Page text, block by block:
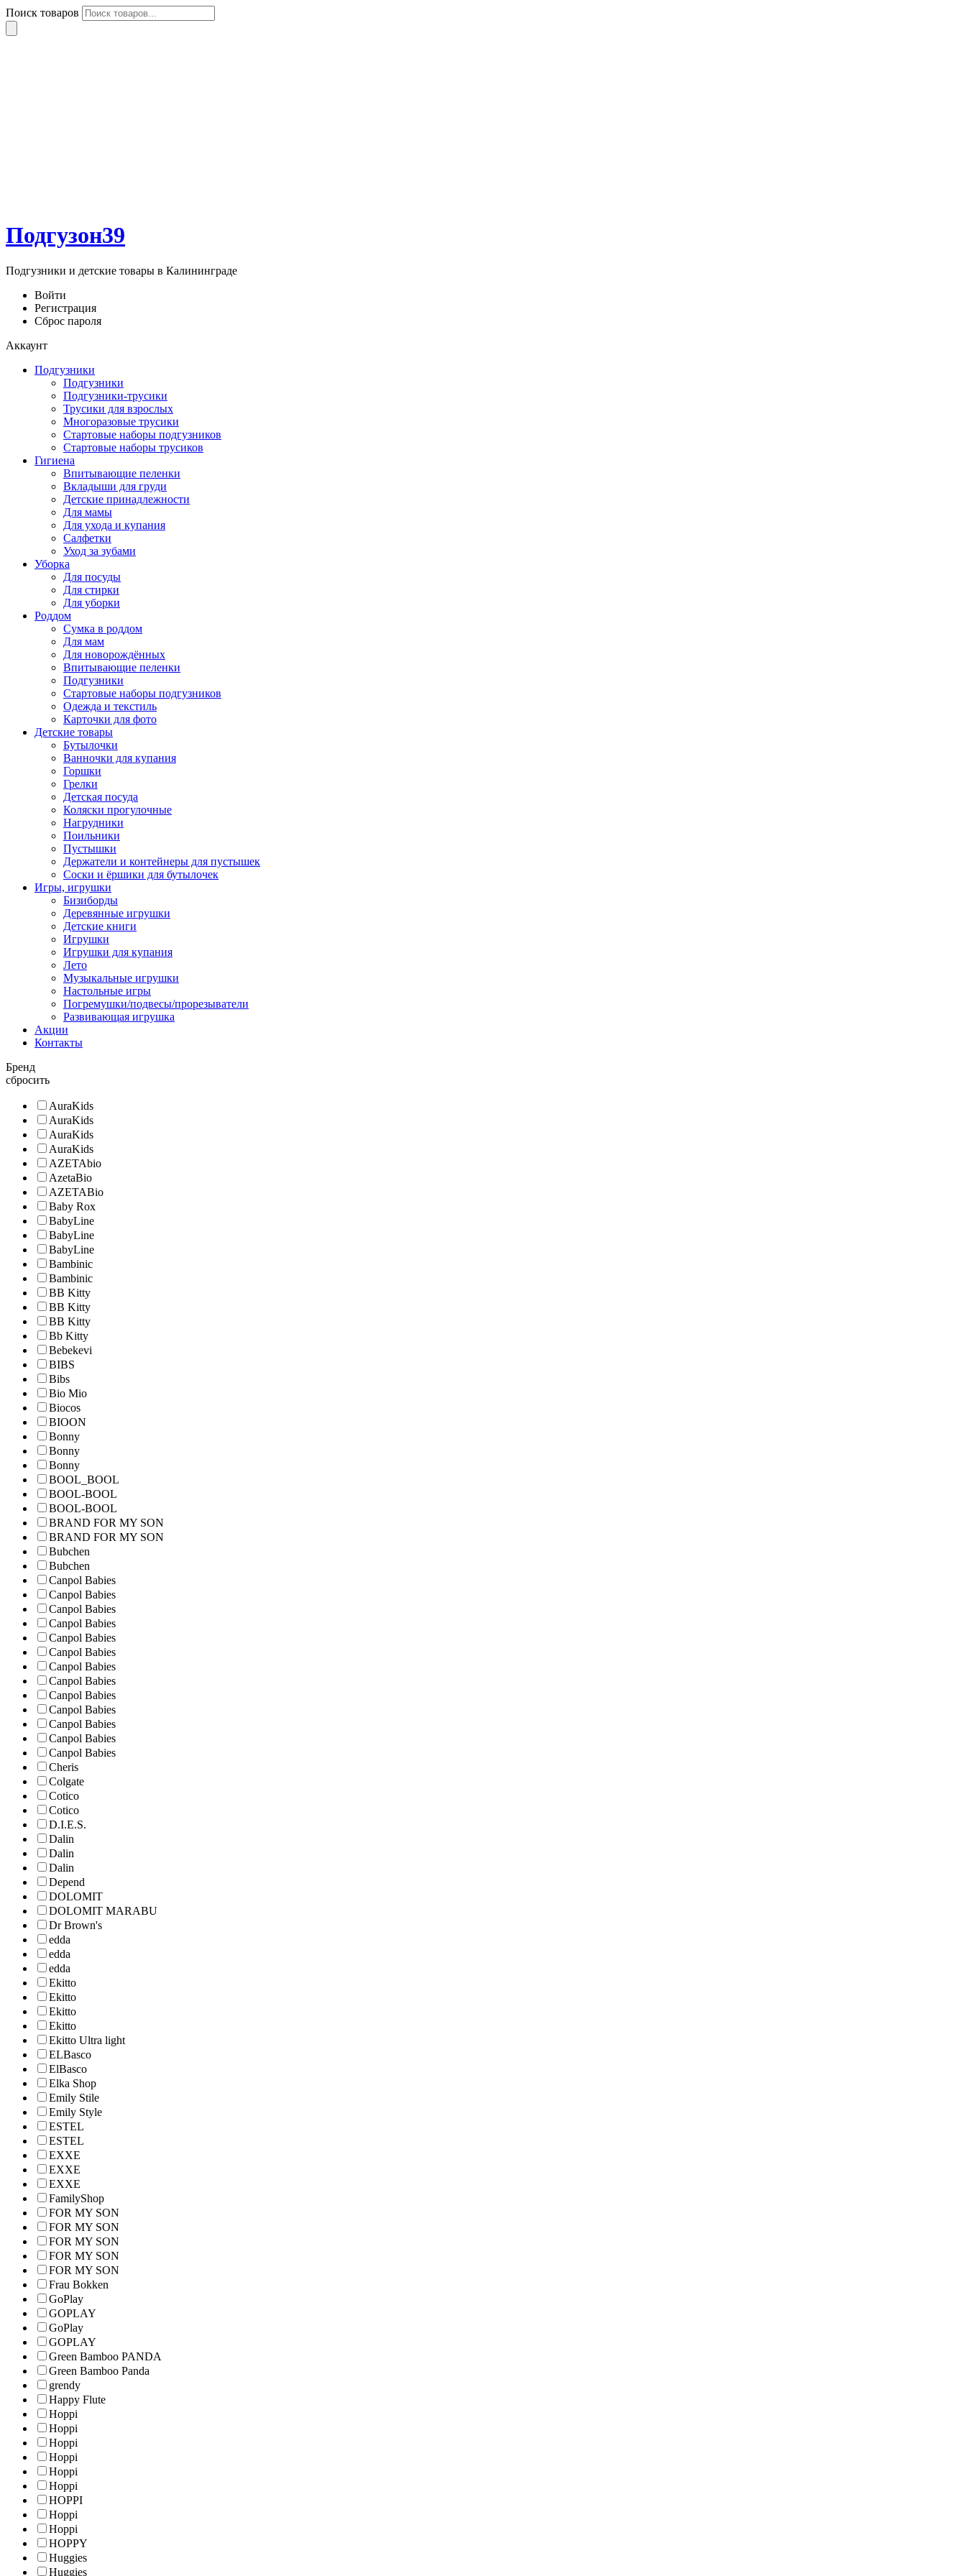
Поиск товаров
Подгузон39
Подгузники и детские товары в Калининграде
Войти
Регистрация
Сброс пароля
Аккаунт
Подгузники
Подгузники
Подгузники-трусики
Трусики для взрослых
Многоразовые трусики
Стартовые наборы подгузников
Стартовые наборы трусиков
Гигиена
Впитывающие пеленки
Вкладыши для груди
Детские принадлежности
Для мамы
Для ухода и купания
Салфетки
Уход за зубами
Уборка
Для посуды
Для стирки
Для уборки
Роддом
Сумка в роддом
Для мам
Для новорождённых
Впитывающие пеленки
Подгузники
Стартовые наборы подгузников
Одежда и текстиль
Карточки для фото
Детские товары
Бутылочки
Ванночки для купания
Горшки
Грелки
Детская посуда
Коляски прогулочные
Нагрудники
Поильники
Пустышки
Держатели и контейнеры для пустышек
Соски и ёршики для бутылочек
Игры, игрушки
Бизиборды
Деревянные игрушки
Детские книги
Игрушки
Игрушки для купания
Лето
Музыкальные игрушки
Настольные игры
Погремушки/подвесы/прорезыватели
Развивающая игрушка
Акции
Контакты
Бренд
сбросить
AuraKids
AuraKids
AuraKids
AuraKids
AZETAbio
AzetaBio
AZETABio
Baby Rox
BabyLine
BabyLine
BabyLine
Bambinic
Bambinic
BB Kitty
BB Kitty
BB Kitty
Bb Kitty
Bebekevi
BIBS
Bibs
Bio Mio
Biocos
BIOON
Bonny
Bonny
Bonny
BOOL_BOOL
BOOL-BOOL
BOOL-BOOL
BRAND FOR MY SON
BRAND FOR MY SON
Bubchen
Bubchen
Canpol Babies
Canpol Babies
Canpol Babies
Canpol Babies
Canpol Babies
Canpol Babies
Canpol Babies
Canpol Babies
Canpol Babies
Canpol Babies
Canpol Babies
Canpol Babies
Canpol Babies
Cheris
Colgate
Cotico
Cotico
D.I.E.S.
Dalin
Dalin
Dalin
Depend
DOLOMIT
DOLOMIT MARABU
Dr Brown's
edda
edda
edda
Ekitto
Ekitto
Ekitto
Ekitto
Ekitto Ultra light
ELBasco
ElBasco
Elka Shop
Emily Stile
Emily Style
ESTEL
ESTEL
EXXE
EXXE
EXXE
FamilyShop
FOR MY SON
FOR MY SON
FOR MY SON
FOR MY SON
FOR MY SON
Frau Bokken
GoPlay
GOPLAY
GoPlay
GOPLAY
Green Bamboo PANDA
Green Bamboo Panda
grendy
Happy Flute
Hoppi
Hoppi
Hoppi
Hoppi
Hoppi
Hoppi
HOPPI
Hoppi
Hoppi
HOPPY
Huggies
Huggies